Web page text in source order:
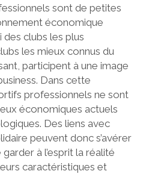
sont de petites
économique
clubs les plus
les mieux connus du
participent à une image
Dans cette
professionnels ne sont
économiques actuels
Des liens avec
peuvent donc s’avérer
à l’esprit la réalité
caractéristiques et